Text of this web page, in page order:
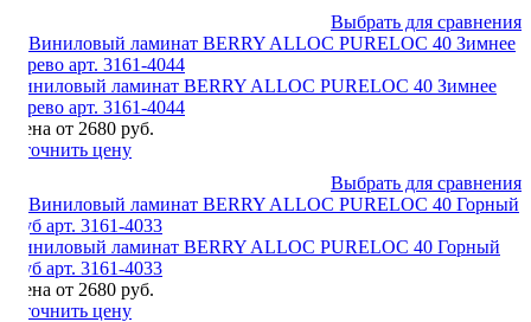
Выбрать для сравнения
Виниловый ламинат BERRY ALLOC PURELOC 40 Зимнее
дерево арт. 3161-4044
Цена от 2680 руб.
Уточнить цену
Выбрать для сравнения
Виниловый ламинат BERRY ALLOC PURELOC 40 Горный
Дуб арт. 3161-4033
Цена от 2680 руб.
Уточнить цену